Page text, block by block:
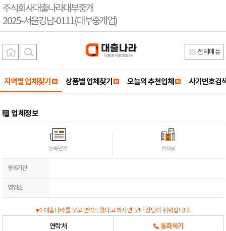
주식회사대출나라대부중개
2025-서울강남-0111(대부중개업)
전체메뉴
지역별 업체찾기 상품별 업체찾기 오늘의 추천업체 사기번호검
업체정보
등록번호 업체명
등록기관
영업소
대출나라를 보고 연락드렸다고 하시면 보다 상담이 쉬워집니다.
연락처 통화하기